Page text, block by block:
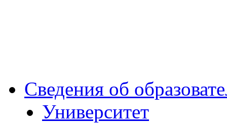
Сведения об
Университет